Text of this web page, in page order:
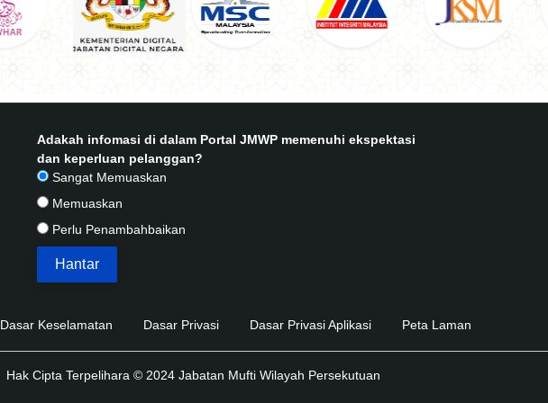
Adakah infomasi di dalam Portal JMWP memenuhi ekspektasi
dan keperluan pelanggan?
Sangat Memuaskan
Memuaskan
Perlu Penambahbaikan
Dasar Keselamatan Dasar Privasi Dasar Privasi Aplikasi Peta Laman
Hak Cipta Terpelihara © 2024 Jabatan Mufti Wilayah Persekutuan